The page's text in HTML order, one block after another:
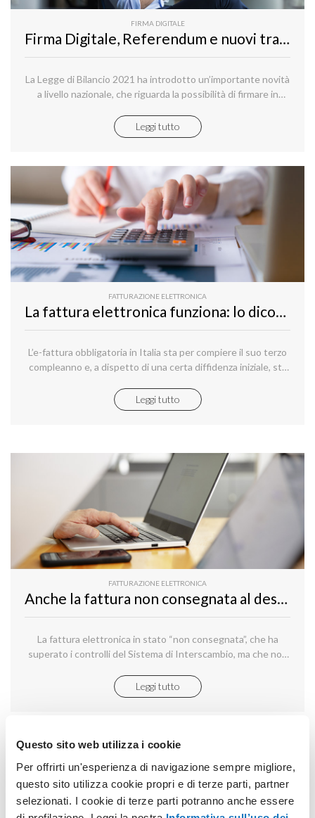
Questo sito web utilizza i cookie
Per offrirti un'esperienza di navigazione sempre migliore,
questo sito utilizza cookie propri e di terze parti, partner
selezionati. I cookie di terze parti potranno anche essere
FIRMA DIGITALE
Firma Digitale, Referendum e nuovi traguardi
La Legge di Bilancio 2021 ha introdotto un’importante novità
a livello nazionale, che riguarda la possibilità di firmare in
popolare.
Leggi tutto
FATTURAZIONE ELETTRONICA
La fattura elettronica funziona: lo dicono i dati
L’e-fattura obbligatoria in Italia sta per compiere il suo terzo
compleanno e, a dispetto di una certa diffidenza iniziale, sta
Leggi tutto
FATTURAZIONE ELETTRONICA
Anche la fattura non consegnata al destinatario per “cause tecniche” si considera emessa ai fini IVA
La fattura elettronica in stato “non consegnata”, che ha
superato i controlli del Sistema di Interscambio, ma che non
imputabili allo stesso SdI, si considera comunque
correttamente emessa.
Leggi tutto